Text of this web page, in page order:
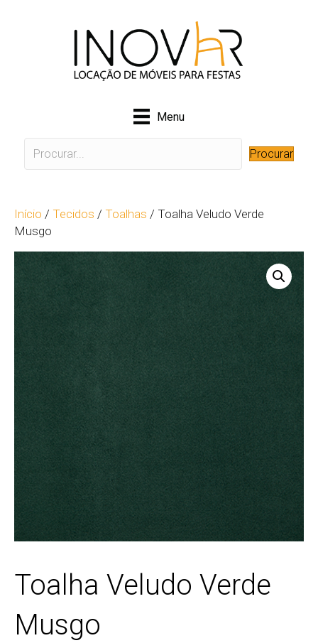
Menu
Procurar
Início / Tecidos / Toalhas / Toalha Veludo Verde
Musgo
Toalha Veludo Verde
Musgo